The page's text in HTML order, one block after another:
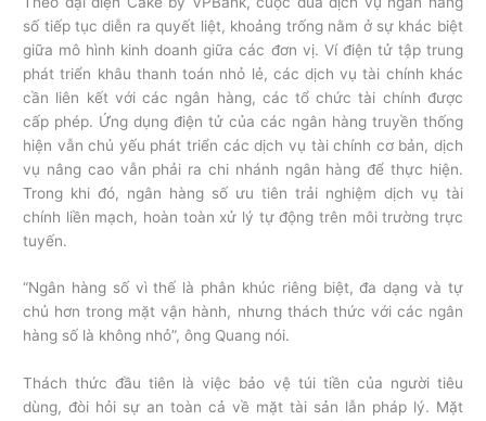
số tiếp tục diễn ra quyết liệt, khoảng trống nằm ở sự khác biệt
giữa mô hình kinh doanh giữa các đơn vị. Ví điện tử tập trung
phát triển khâu thanh toán nhỏ lẻ, các dịch vụ tài chính khác
cần liên kết với các ngân hàng, các tổ chức tài chính được
cấp phép. Ứng dụng điện tử của các ngân hàng truyền thống
hiện vẫn chủ yếu phát triển các dịch vụ tài chính cơ bản, dịch
vụ nâng cao vẫn phải ra chi nhánh ngân hàng để thực hiện.
Trong khi đó, ngân hàng số ưu tiên trải nghiệm dịch vụ tài
chính liền mạch, hoàn toàn xử lý tự động trên môi trường trực
tuyến.
“Ngân hàng số vì thế là phân khúc riêng biệt, đa dạng và tự
chủ hơn trong mặt vận hành, nhưng thách thức với các ngân
hàng số là không nhỏ”, ông Quang nói.
Thách thức đầu tiên là việc bảo vệ túi tiền của người tiêu
dùng, đòi hỏi sự an toàn cả về mặt tài sản lẫn pháp lý. Mặt